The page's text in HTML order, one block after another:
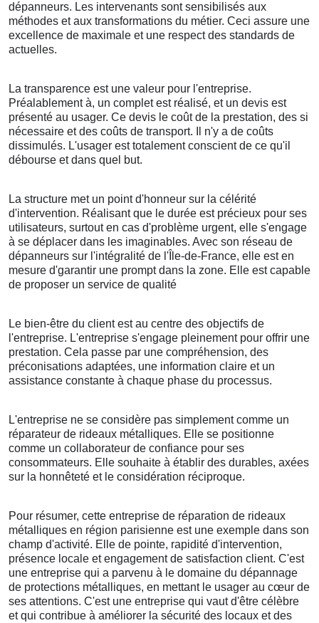
dépanneurs. Les intervenants sont sensibilisés aux
méthodes et aux transformations du métier. Ceci assure une
excellence de maximale et une respect des standards de
actuelles.
La transparence est une valeur pour l'entreprise.
Préalablement à, un complet est réalisé, et un devis est
présenté au usager. Ce devis le coût de la prestation, des si
nécessaire et des coûts de transport. Il n'y a de coûts
dissimulés. L'usager est totalement conscient de ce qu'il
débourse et dans quel but.
La structure met un point d'honneur sur la célérité
d'intervention. Réalisant que le durée est précieux pour ses
utilisateurs, surtout en cas d'problème urgent, elle s'engage
à se déplacer dans les imaginables. Avec son réseau de
dépanneurs sur l'intégralité de l'Île-de-France, elle est en
mesure d'garantir une prompt dans la zone. Elle est capable
de proposer un service de qualité
Le bien-être du client est au centre des objectifs de
l'entreprise. L'entreprise s'engage pleinement pour offrir une
prestation. Cela passe par une compréhension, des
préconisations adaptées, une information claire et un
assistance constante à chaque phase du processus.
L'entreprise ne se considère pas simplement comme un
réparateur de rideaux métalliques. Elle se positionne
comme un collaborateur de confiance pour ses
consommateurs. Elle souhaite à établir des durables, axées
sur la honnêteté et le considération réciproque.
Pour résumer, cette entreprise de réparation de rideaux
métalliques en région parisienne est une exemple dans son
champ d'activité. Elle de pointe, rapidité d'intervention,
présence locale et engagement de satisfaction client. C'est
une entreprise qui a parvenu à le domaine du dépannage
de protections métalliques, en mettant le usager au cœur de
ses attentions. C'est une entreprise qui vaut d'être célèbre
et qui contribue à améliorer la sécurité des locaux et des